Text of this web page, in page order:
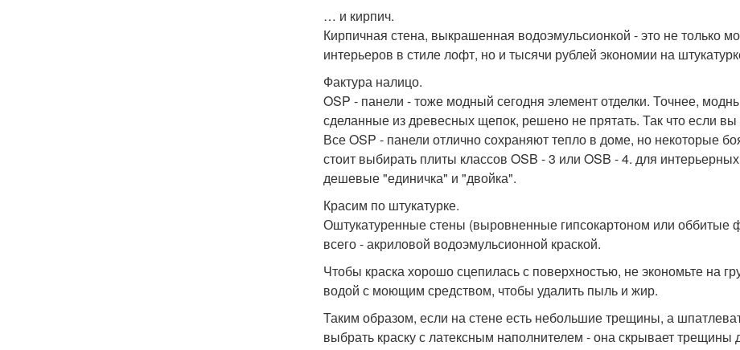
… и кирпич.
Кирпичная стена, выкрашенная водоэмульсионкой - это не только
интерьеров в стиле лофт, но и тысячи рублей экономии на
Фактура налицо.
OSP - панели - тоже модный сегодня элемент отделки. Точнее,
сделанные из древесных щепок, решено не прятать. Так что если
Все OSP - панели отлично сохраняют тепло в доме, но некоторые
стоит выбирать плиты классов OSB - 3 или OSB - 4. для
дешевые "единичка" и "двойка".
Красим по штукатурке.
Оштукатуренные стены (выровненные гипсокартоном или оббитые
всего - акриловой водоэмульсионной краской.
Чтобы краска хорошо сцепилась с поверхностью, не экономьте на
водой с моющим средством, чтобы удалить пыль и жир.
Таким образом, если на стене есть небольшие трещины, а
выбрать краску с латексным наполнителем - она скрывает